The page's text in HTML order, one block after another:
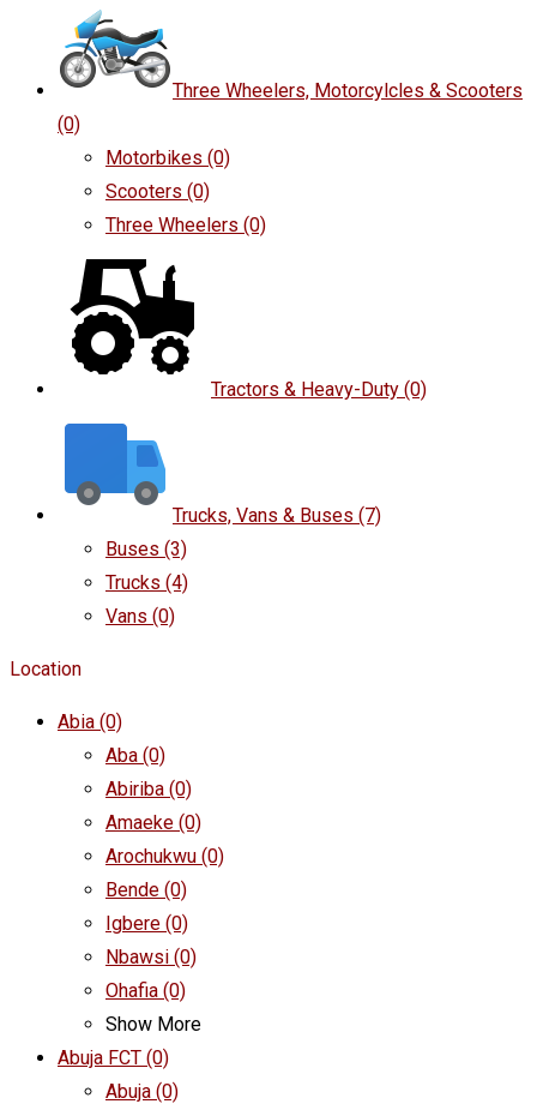
Three Wheelers, Motorcylcles & Scooters
(0)
Motorbikes (0)
Scooters (0)
Three Wheelers (0)
Tractors & Heavy-Duty (0)
Trucks, Vans & Buses (7)
Buses (3)
Trucks (4)
Vans (0)
Location
Abia (0)
Aba (0)
Abiriba (0)
Amaeke (0)
Arochukwu (0)
Bende (0)
Igbere (0)
Nbawsi (0)
Ohafia (0)
Show More
Abuja FCT (0)
Abuja (0)